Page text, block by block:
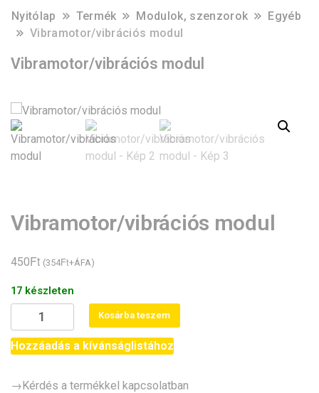
Nyitólap Termék Modulok, szenzorok
Egyéb
Vibramotor/vibrációs modul
Vibramotor/vibrációs modul
Vibramotor/vibrációs modul
450Ft (354Ft+ÁFA)
17 készleten
Vibramotor/vibrációs
modul
mennyiség
Kosárba teszem
Hozzáadás a kívánságlistához
→Kérdés a termékkel kapcsolatban